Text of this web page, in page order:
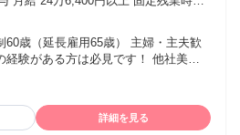
期間 6 ヶ月） 研修中 固定残業時間
修中 残業代 6万1,600円以上 固定
円以上含む。超過分別途支給。
り異なる ※歩合給あり ※インセンテ
60歳（延長雇用65歳） 主婦・主夫歓
経験がある方は必見です！ 他社美容
リスト、ヘアセット、ヘッドスパな
詳細を見る